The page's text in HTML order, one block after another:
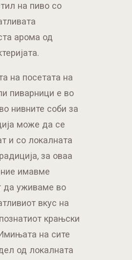
на пиво со
арома од
на посетата на
пиварници е во
нивните соби за
може да се
и со локалната
за оваа
имавме
да уживаме во
вкус на
крањски
на сите
од локалната